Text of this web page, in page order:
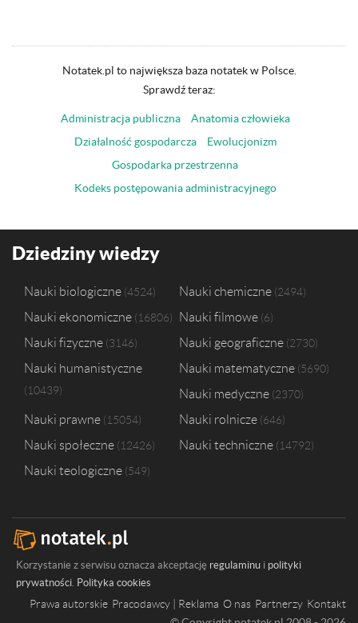
Notatek.pl to największa baza notatek w Polsce.
Sprawdź teraz:
Administracja publiczna
Anatomia człowieka
Działalność gospodarcza
Ewolucjonizm
Gospodarka przestrzenna
Kodeks postępowania administracyjnego
Dziedziny wiedzy
Nauki biologiczne 4524 Nauki chemiczne 2494
Nauki ekonomiczne 16806 Nauki filmowe 6
Nauki fizyczne 3146 Nauki geograficzne 2730
Nauki humanistyczne
10439
Nauki matematyczne 5690
Nauki medyczne 2370
Nauki prawne 15054 Nauki rolnicze 646
Nauki społeczne 12426 Nauki techniczne 14792
Nauki teologiczne 549
Korzystanie z serwisu oznacza akceptację regulaminu i polityki
prywatności. Polityka cookies
Prawa autorskie Pracodawcy | Reklama O nas Partnerzy Kontakt